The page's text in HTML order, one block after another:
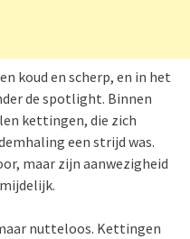
koud en scherp, en in het
de spotlight. Binnen
kettingen, die zich
een strijd was.
maar zijn aanwezigheid
nutteloos. Kettingen